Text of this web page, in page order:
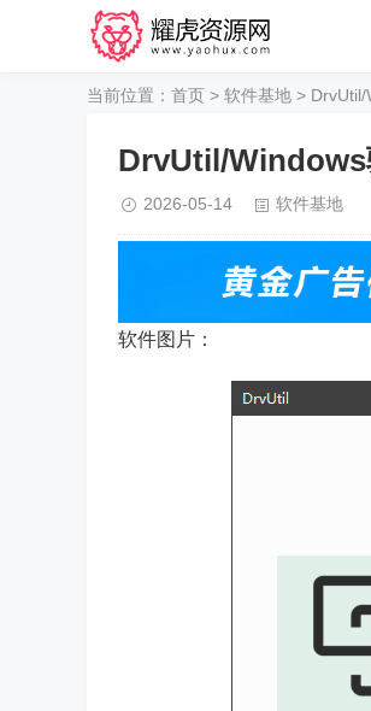
当前位置： 首页 > 软件基地 > DrvUtil/
DrvUtil/Windows
2026-05-14 软件基地
软件图片：